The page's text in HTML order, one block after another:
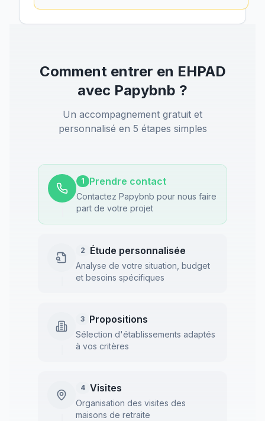
Comment entrer en EHPAD
avec Papybnb ?
Un accompagnement gratuit et
personnalisé en 5 étapes simples
1 Prendre contact
Contactez Papybnb pour nous faire
part de votre projet
2 Étude personnalisée
Analyse de votre situation, budget
et besoins spécifiques
3 Propositions
Sélection d'établissements adaptés
à vos critères
4 Visites
Organisation des visites des
maisons de retraite